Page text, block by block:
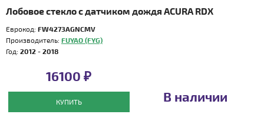
Лобовое стекло с датчиком дождя ACURA RDX
Еврокод: FW4273AGNCMV
Производитель: FUYAO (FYG)
Год: 2012 - 2018
16100 ₽
КУПИТЬ В наличии